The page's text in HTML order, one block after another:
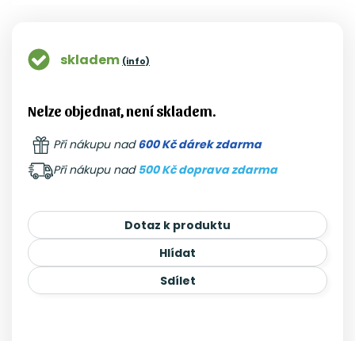
skladem (info)
Nelze objednat, není skladem.
Při nákupu nad600 Kč dárek zdarma
Při nákupu nad 500 Kč doprava zdarma
Dotaz k produktu
Hlídat
Sdílet